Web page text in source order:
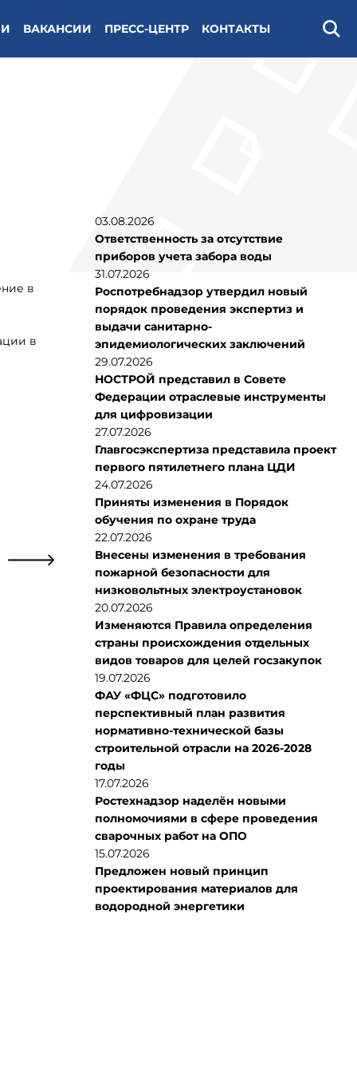
ВАКАНСИИ ПРЕСС-ЦЕНТР КОНТАКТЫ
в
в
03.08.2026
Ответственность за отсутствие
приборов учета забора воды
31.07.2026
Роспотребнадзор утвердил новый
порядок проведения экспертиз и
выдачи санитарно-
эпидемиологических заключений
29.07.2026
НОСТРОЙ представил в Совете
Федерации отраслевые инструменты
для цифровизации
27.07.2026
Главгосэкспертиза представила проект
первого пятилетнего плана ЦДИ
24.07.2026
Приняты изменения в Порядок
обучения по охране труда
22.07.2026
Внесены изменения в требования
пожарной безопасности для
низковольтных электроустановок
20.07.2026
Изменяются Правила определения
страны происхождения отдельных
видов товаров для целей госзакупок
19.07.2026
ФАУ «ФЦС» подготовило
перспективный план развития
нормативно-технической базы
строительной отрасли на 2026-2028
годы
17.07.2026
Ростехнадзор наделён новыми
полномочиями в сфере проведения
сварочных работ на ОПО
15.07.2026
Предложен новый принцип
проектирования материалов для
водородной энергетики